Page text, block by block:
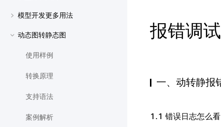
模型开发更多用法
动态图转静态图
使用样例
转换原理
支持语法
案例解析
报错调试
一、动转静报
1.1 错误日志怎么看